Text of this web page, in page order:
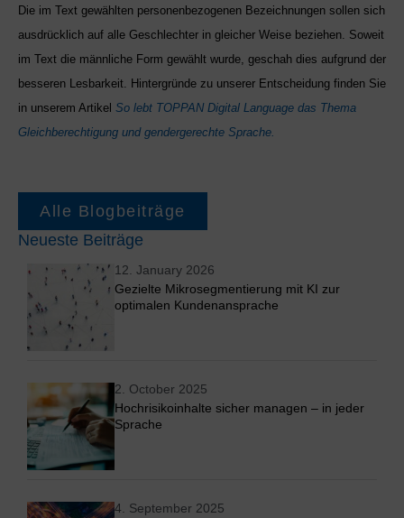
Die im Text gewählten personenbezogenen Bezeichnungen sollen sich
ausdrücklich auf alle Geschlechter in gleicher Weise beziehen. Soweit
im Text die männliche Form gewählt wurde, geschah dies aufgrund der
besseren Lesbarkeit. Hintergründe zu unserer Entscheidung finden Sie
in unserem Artikel So lebt TOPPAN Digital Language das Thema
Gleichberechtigung und gendergerechte Sprache.
Alle Blogbeiträge
Neueste Beiträge
12. January 2026
Gezielte Mikrosegmentierung mit KI zur
optimalen Kundenansprache
2. October 2025
Hochrisikoinhalte sicher managen – in jeder
Sprache
4. September 2025